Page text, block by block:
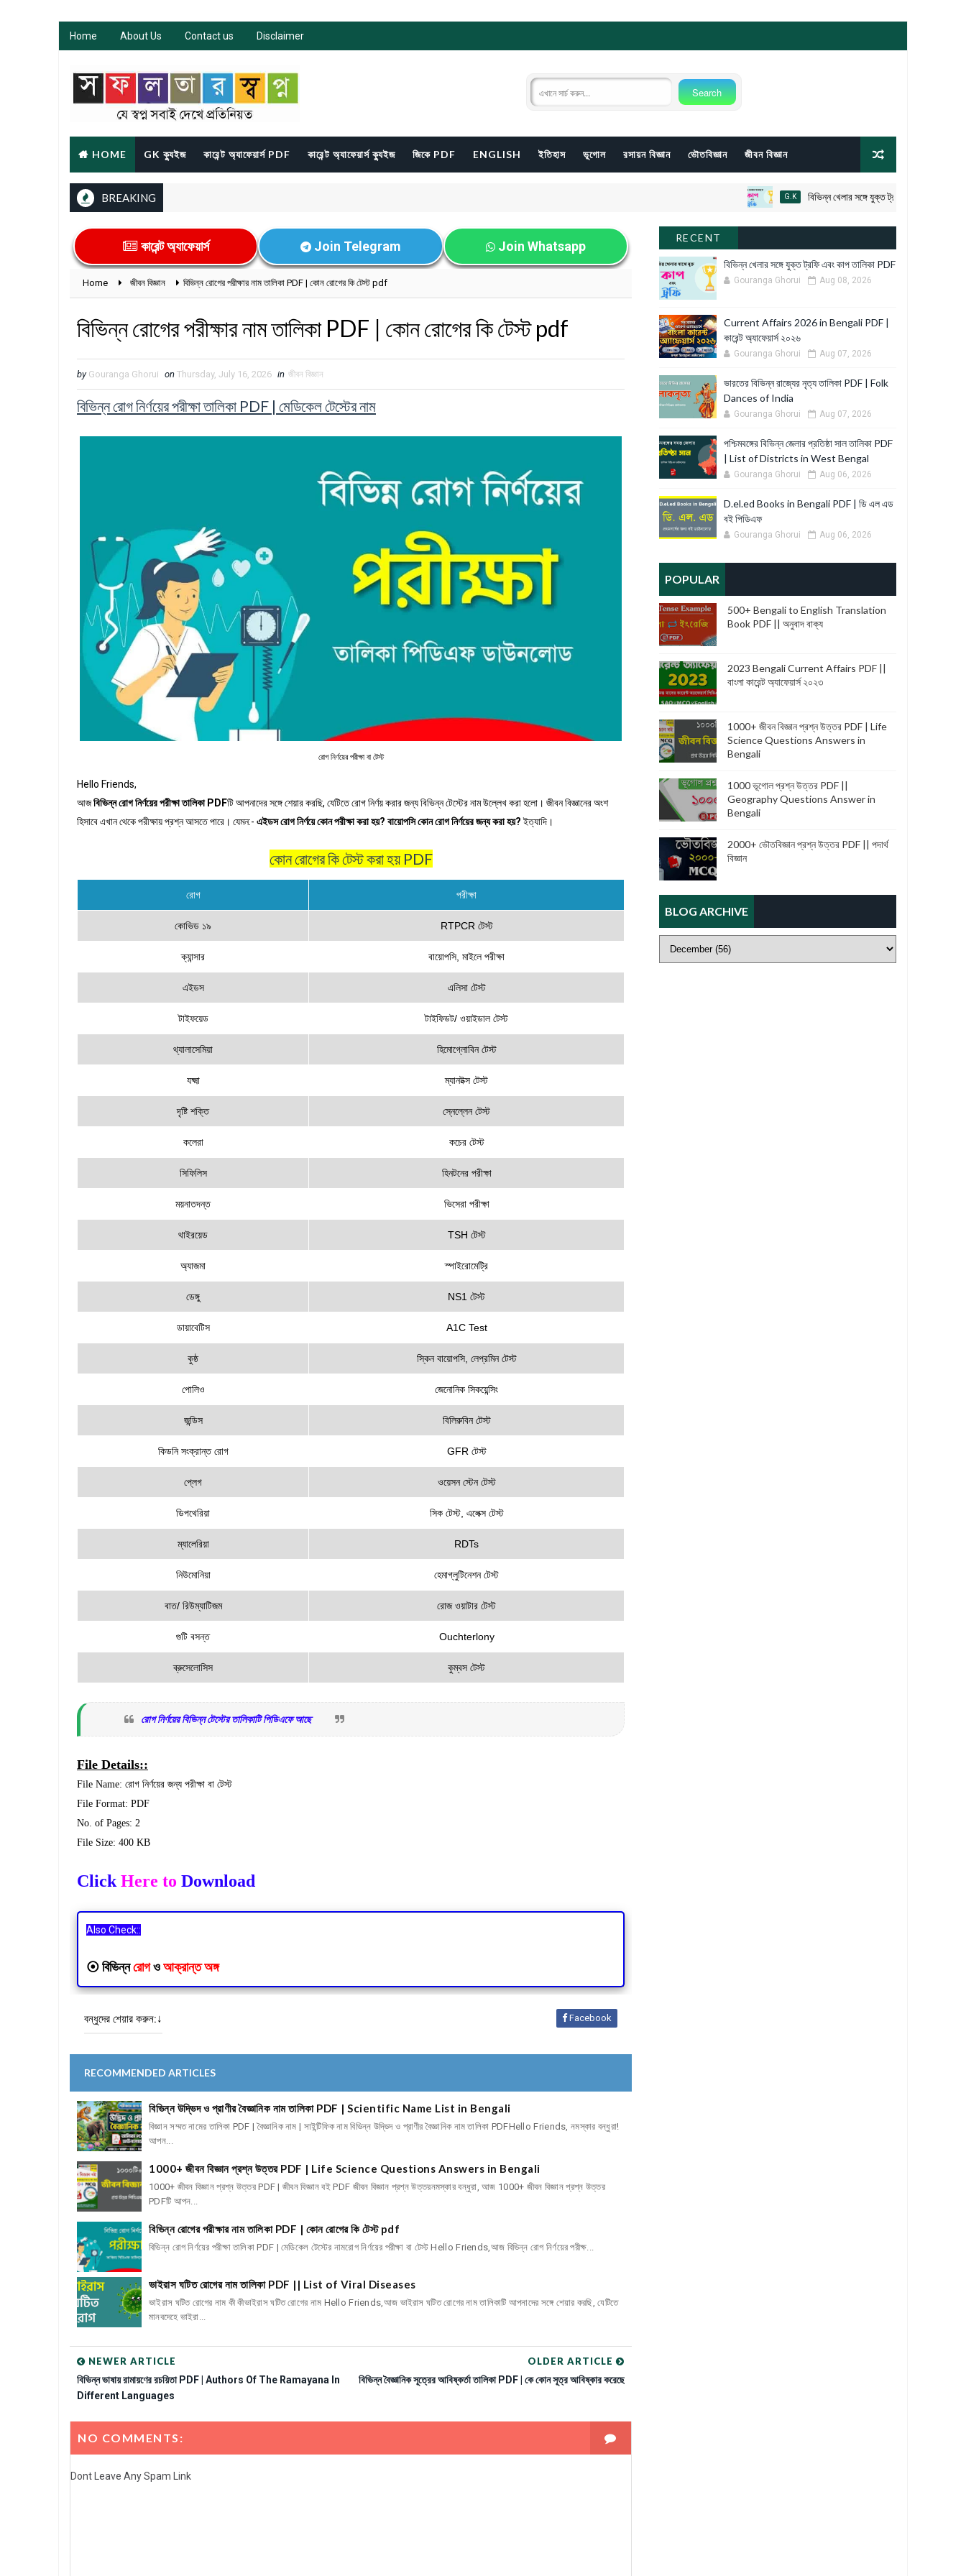
Home About Us Contact us Disclaimer
HOME GK ক্যুইজ কারেন্ট অ্যাফেয়ার্স PDF কারেন্ট অ্যাফেয়ার্স ক্যুইজ জিকে PDF ENGLISH ইতিহাস ভূগোল রসায়ন বিজ্ঞান ভৌতবিজ্ঞান জীবন বিজ্ঞান
BREAKING G.K বিভিন্ন খেলার সঙ্গে যুক্ত ট্রফি এবং কাপ তালিকা PDF
কারেন্ট অ্যাফেয়ার্স Join Telegram Join Whatsapp
Home জীবন বিজ্ঞান বিভিন্ন রোগের পরীক্ষার নাম তালিকা PDF | কোন রোগের কি টেস্ট pdf
বিভিন্ন রোগের পরীক্ষার নাম তালিকা PDF | কোন রোগের কি টেস্ট pdf
by Gouranga Ghorui on Thursday, July 16, 2026 in জীবন বিজ্ঞান
বিভিন্নরোগ নির্ণয়ের পরীক্ষা তালিকা PDF | মেডিকেল টেস্টের নাম
রোগ নির্ণয়ের পরীক্ষা বা টেস্ট
Hello Friends,
আজবিভিন্নরোগ নির্ণয়ের পরীক্ষা তালিকা PDFটি আপনাদের সঙ্গে শেয়ার করছি, যেটিতে রোগ নির্ণয় করার জন্য বিভিন্ন টেস্টের নাম উল্লেখ করা হলো। জীবন বিজ্ঞানের অংশ
হিসাবে এখান থেকে পরীক্ষায় প্রশ্ন আসতে পারে। যেমন:- এইডস রোগ নির্ণয়ে কোন পরীক্ষা করা হয়? বায়োপসি কোন রোগ নির্ণয়ের জন্য করা হয়?ইত্যাদি।
কোন রোগের কি টেস্ট করা হয় PDF
রোগ পরীক্ষা
কোভিড ১৯ RTPCR টেস্ট
ক্যান্সার বায়োপসি, মাইলে পরীক্ষা
এইডস এলিসা টেস্ট
টাইফয়েড টাইফিডট/ ওয়াইডাল টেস্ট
থ্যালাসেমিয়া হিমোগ্লোবিন টেস্ট
যক্ষ্মা ম্যানটক্স টেস্ট
দৃষ্টি শক্তি স্নেল্লেন টেস্ট
কলেরা কচের টেস্ট
সিফিলিস হিনটনের পরীক্ষা
ময়নাতদন্ত ভিসেরা পরীক্ষা
থাইরয়েড TSH টেস্ট
অ্যাজমা স্পাইরোমেট্রি
ডেঙ্গু NS1 টেস্ট
ডায়াবেটিস A1C Test
কুষ্ঠ স্কিন বায়োপসি, লেপ্রমিন টেস্ট
পোলিও জেনোনিক সিকয়েন্সিং
জন্ডিস বিলিরুবিন টেস্ট
কিডনি সংক্রান্ত রোগ GFR টেস্ট
প্লেগ ওয়েসন স্টেন টেস্ট
ডিপথেরিয়া সিক টেস্ট, এলেক্স টেস্ট
ম্যালেরিয়া RDTs
নিউমোনিয়া হেমাগ্লুটিনেশন টেস্ট
বাত/ রিউম্যাটিজম রোজ ওয়াটার টেস্ট
গুটি বসন্ত Ouchterlony
ব্রুসেলোসিস কুম্বস টেস্ট
রোগ নির্ণয়ের বিভিন্ন টেস্টের তালিকাটি পিডিএফে আছে
File Details::
File Name: রোগ নির্ণয়ের জন্য পরীক্ষা বা টেস্ট
File Format: PDF
No. of Pages: 2
File Size: 400 KB
Click Here to Download
Also Check::
⦿বিভিন্নরোগওআক্রান্ত অঙ্গ
বন্ধুদের শেয়ার করুন:↓ Facebook
RECOMMENDED ARTICLES
বিভিন্ন উদ্ভিদ ও প্রাণীর বৈজ্ঞানিক নাম তালিকা PDF | Scientific Name List in Bengali
বিজ্ঞান সম্মত নামের তালিকা PDF | বৈজ্ঞানিক নাম | সাইন্টিফিক নাম বিভিন্ন উদ্ভিদ ও প্রাণীর বৈজ্ঞানিক নাম তালিকা PDFHello Friends, নমস্কার বন্ধুরা!
আপন...
1000+ জীবন বিজ্ঞান প্রশ্ন উত্তর PDF | Life Science Questions Answers in Bengali
1000+ জীবন বিজ্ঞান প্রশ্ন উত্তর PDF | জীবন বিজ্ঞান বই PDF জীবন বিজ্ঞান প্রশ্ন উত্তরনমস্কার বন্ধুরা, আজ 1000+ জীবন বিজ্ঞান প্রশ্ন উত্তর
PDFটি আপন...
বিভিন্ন রোগের পরীক্ষার নাম তালিকা PDF | কোন রোগের কি টেস্ট pdf
বিভিন্ন রোগ নির্ণয়ের পরীক্ষা তালিকা PDF | মেডিকেল টেস্টের নামরোগ নির্ণয়ের পরীক্ষা বা টেস্ট Hello Friends,আজ বিভিন্ন রোগ নির্ণয়ের পরীক্ষ...
ভাইরাস ঘটিত রোগের নাম তালিকা PDF || List of Viral Diseases
ভাইরাস ঘটিত রোগের নাম কী কীভাইরাস ঘটিত রোগের নাম Hello Friends,আজ ভাইরাস ঘটিত রোগের নাম তালিকাটি আপনাদের সঙ্গে শেয়ার করছি, যেটিতে
মানবদেহে ভাইরা...
NEWER ARTICLE
বিভিন্ন ভাষায় রামায়ণের রচয়িতা PDF | Authors Of The Ramayana In
Different Languages
OLDER ARTICLE
বিভিন্ন বৈজ্ঞানিক সূত্রের আবিষ্কর্তা তালিকা PDF | কে কোন সূত্র আবিষ্কার করেছে
NO COMMENTS:
Dont Leave Any Spam Link
RECENT
বিভিন্ন খেলার সঙ্গে যুক্ত ট্রফি এবং কাপ তালিকা PDF
Gouranga Ghorui Aug 08, 2026
Current Affairs 2026 in Bengali PDF |
কারেন্ট অ্যাফেয়ার্স ২০২৬
Gouranga Ghorui Aug 07, 2026
ভারতের বিভিন্ন রাজ্যের নৃত্য তালিকা PDF | Folk
Dances of India
Gouranga Ghorui Aug 07, 2026
পশ্চিমবঙ্গের বিভিন্ন জেলার প্রতিষ্ঠা সাল তালিকা PDF
| List of Districts in West Bengal
Gouranga Ghorui Aug 06, 2026
D.el.ed Books in Bengali PDF | ডি এল এড
বই পিডিএফ
Gouranga Ghorui Aug 06, 2026
POPULAR
500+ Bengali to English Translation
Book PDF || অনুবাদ বাক্য
2023 Bengali Current Affairs PDF ||
বাংলা কারেন্ট অ্যাফেয়ার্স ২০২৩
1000+ জীবন বিজ্ঞান প্রশ্ন উত্তর PDF | Life
Science Questions Answers in
Bengali
1000 ভূগোল প্রশ্ন উত্তর PDF ||
Geography Questions Answer in
Bengali
2000+ ভৌতবিজ্ঞান প্রশ্ন উত্তর PDF || পদার্থ
বিজ্ঞান
BLOG ARCHIVE